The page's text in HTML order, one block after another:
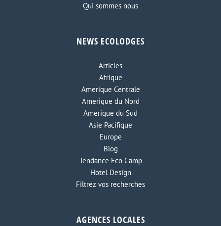
Qui sommes nous
NEWS ECOLODGES
Articles
Afrique
Amerique Centrale
Amerique du Nord
Amerique du Sud
Asie Pacifique
Europe
Blog
Tendance Eco Camp
Hotel Design
Filtrez vos recherches
AGENCES LOCALES